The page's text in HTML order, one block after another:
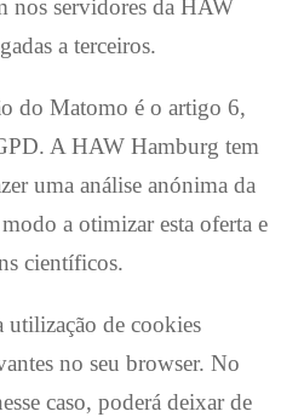
nos servidores da HAW
a terceiros.
do Matomo é o artigo 6,
A HAW Hamburg tem
uma análise anónima da
a otimizar esta oferta e
científicos.
de cookies
no seu browser. No
caso, poderá deixar de